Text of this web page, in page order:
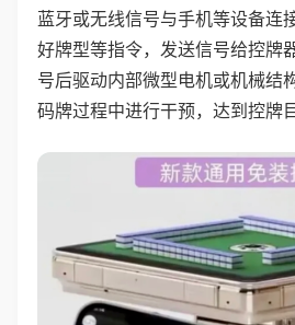
蓝牙或无线信号与手机等设备连
好牌型等指令，发送信号给控牌
号后驱动内部微型电机或机械结
码牌过程中进行干预，达到控牌目